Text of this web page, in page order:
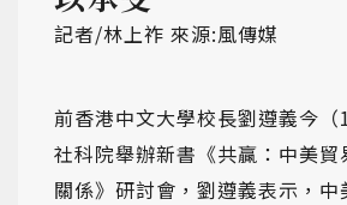
記者/林上祚 來源:風傳媒
前香港中文大學校長劉遵義今（
社科院舉辦新書《共贏：中美貿
關係》研討會，劉遵義表示，